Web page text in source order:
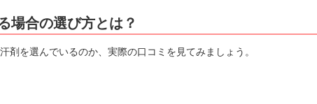
場合の選び方とは？
剤を選んでいるのか、実際の口コミを見てみましょう。